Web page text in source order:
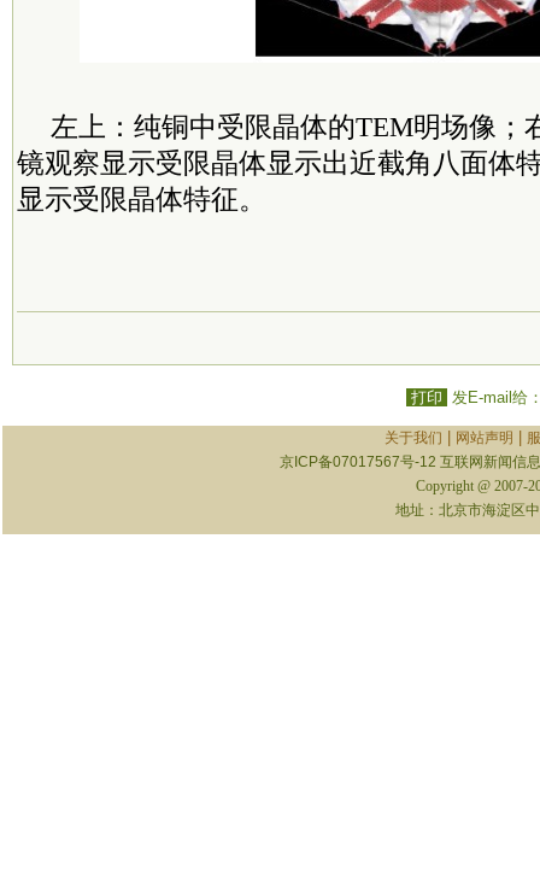
左上：纯铜中受限晶体的TEM明场像；
镜观察显示受限晶体显示出近截角八面体
显示受限晶体特征。
打印 发E-mail给
关于我们 网站声明
京ICP备07017567号-12 互联网新闻信
Copyright @ 2007-
地址：北京市海淀区